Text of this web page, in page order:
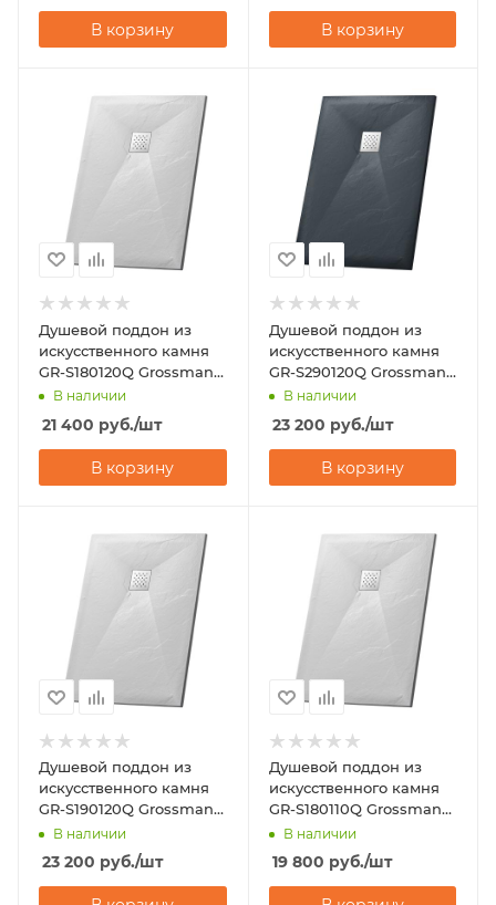
В корзину В корзину
Душевой поддон из
искусственного камня
GR-S180120Q Grossman
Strong 80х120
В наличии
21 400 руб./шт
В корзину
Душевой поддон из
искусственного камня
GR-S290120Q Grossman
Strong 90х120
В наличии
23 200 руб./шт
В корзину
Душевой поддон из
искусственного камня
GR-S190120Q Grossman
Strong 90х120
В наличии
23 200 руб./шт
Душевой поддон из
искусственного камня
GR-S180110Q Grossman
Strong 80х110
В наличии
19 800 руб./шт